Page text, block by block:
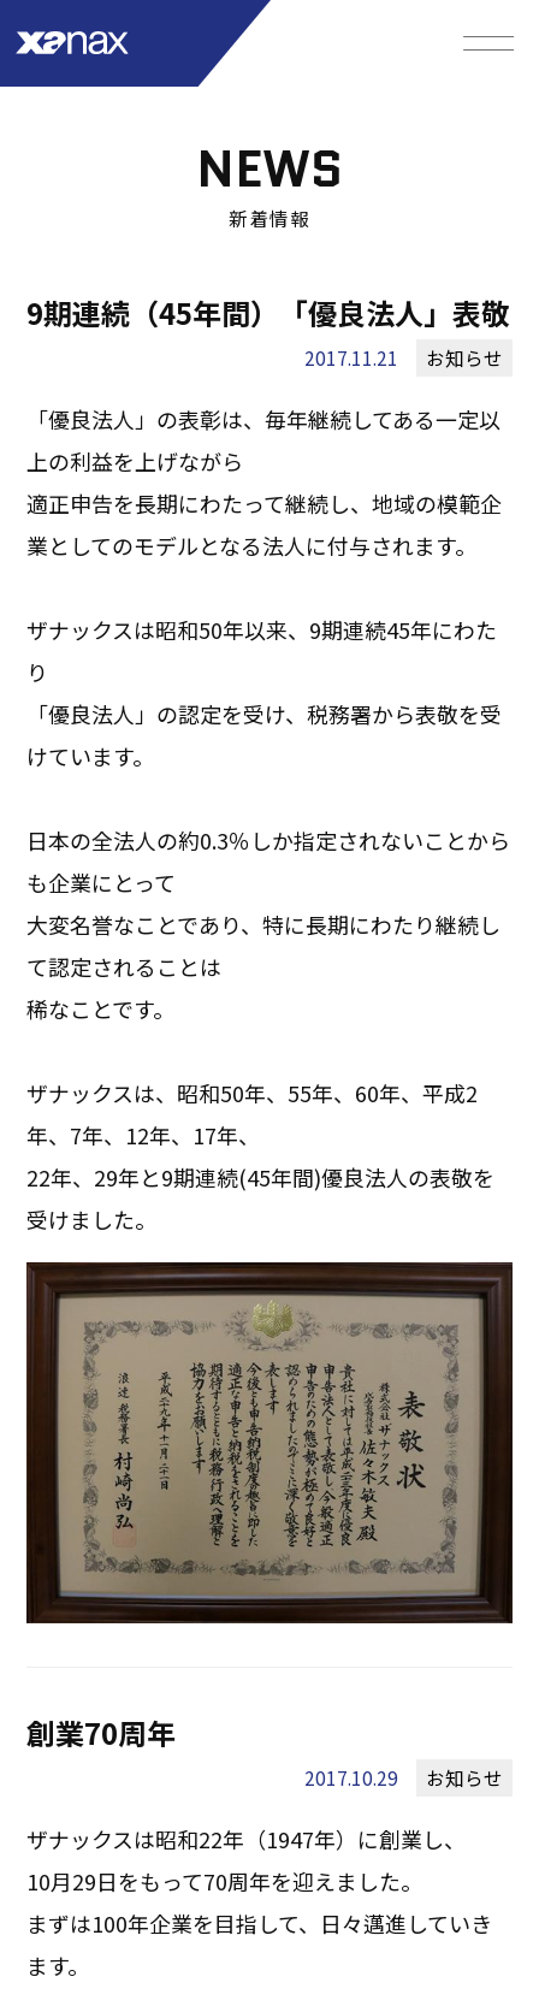
NEWS
新着情報
9期連続（45年間）「優良法人」表敬
2017.11.21 お知らせ
「優良法人」の表彰は、毎年継続してある一定以
上の利益を上げながら
適正申告を長期にわたって継続し、地域の模範企
業としてのモデルとなる法人に付与されます。
ザナックスは昭和50年以来、9期連続45年にわた
り
「優良法人」の認定を受け、税務署から表敬を受
けています。
日本の全法人の約0.3％しか指定されないことから
も企業にとって
大変名誉なことであり、特に長期にわたり継続し
て認定されることは
稀なことです。
ザナックスは、昭和50年、55年、60年、平成2
年、7年、12年、17年、
22年、29年と9期連続(45年間)優良法人の表敬を
受けました。
創業70周年
2017.10.29 お知らせ
ザナックスは昭和22年（1947年）に創業し、
10月29日をもって70周年を迎えました。
まずは100年企業を目指して、日々邁進していき
ます。